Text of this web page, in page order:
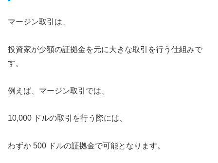
マージン取引は、
投資家が少額の証拠金を元に大きな取引を行う仕組みで
す。
例えば、マージン取引では、
10,000 ドルの取引を行う際には、
わずか 500 ドルの証拠金で可能となります。